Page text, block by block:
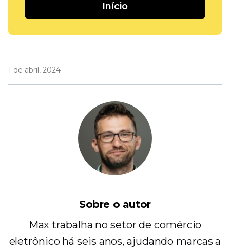
Início
1 de abril, 2024
Sobre o autor
Max trabalha no setor de comércio
eletrônico há seis anos, ajudando marcas a